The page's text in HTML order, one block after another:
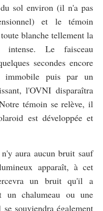
sol environ (il n'a pas
et le témoin
blanche tellement la
intense. Le faisceau
secondes encore
immobile puis par un
l'OVNI disparaîtra
témoin se relève, il
est développée et
aura aucun bruit sauf
apparaît, à cet
un bruit qu'il a
un chalumeau ou une
souviendra également